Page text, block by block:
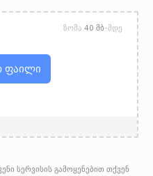
ფაილი
ზომა 40 მბ-მდე
სერვისის გამოყენებით თქვენ